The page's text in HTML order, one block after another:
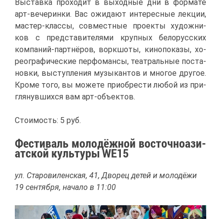
Вы­став­ка про­хо­дит в вы­ход­ные дни в фор­ма­те
арт-ве­че­рин­ки. Вас ожи­да­ют ин­те­рес­ные лек­ции,
ма­стер-клас­сы, сов­мест­ные про­ек­ты ху­дож­ни­
ков с пред­ста­ви­те­ля­ми круп­ных бе­ло­рус­ских
ком­па­ний-парт­нё­ров, ворк­шо­ты, ки­но­по­ка­зы, хо­
рео­гра­фи­че­ские пер­фо­ман­сы, те­ат­раль­ные по­ста­
нов­ки, вы­ступ­ле­ния му­зы­кан­тов и мно­гое дру­гое.
Кро­ме то­го, вы мо­же­те при­об­ре­сти лю­бой из при­
гля­нув­ших­ся вам арт-объ­ек­тов.
Сто­и­мость: 5 руб.
Фе­сти­валь мо­ло­дёж­ной во­сточ­но­ази­
ат­ской куль­ту­ры WE15
ул. Ста­ро­ви­лен­ская, 41, Дво­рец де­тей и мо­ло­дё­жи
19 сен­тяб­ря, на­ча­ло в 11:00